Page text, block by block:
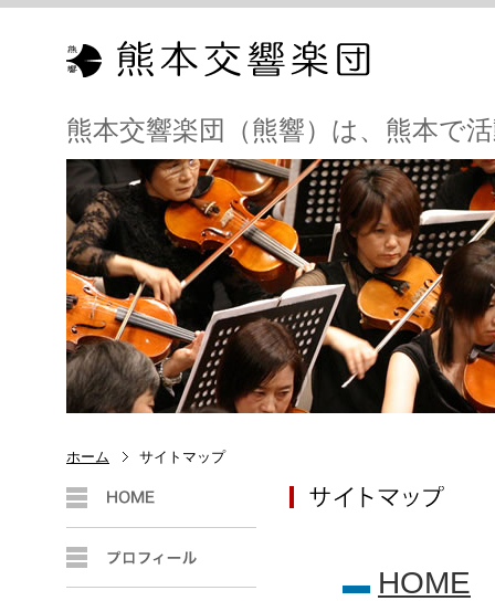
熊本交響楽団（熊響）は、熊本で
ホーム サイトマップ
HOME